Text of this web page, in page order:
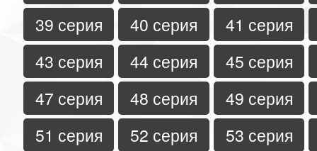
39 серия
40 серия
41 серия
43 серия
44 серия
45 серия
47 серия
48 серия
49 серия
51 серия
52 серия
53 серия